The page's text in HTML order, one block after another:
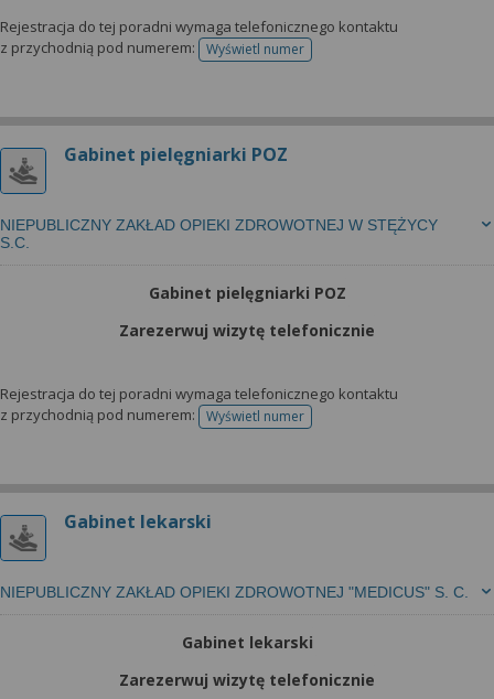
Rejestracja do tej poradni wymaga telefonicznego kontaktu
z przychodnią pod numerem:
Wyświetl numertelefonu do rejestracji
Gabinet pielęgniarki POZ
NIEPUBLICZNY ZAKŁAD OPIEKI ZDROWOTNEJ W STĘŻYCY
S.C.
Gabinet pielęgniarki POZ
Zarezerwuj wizytę telefonicznie
Rejestracja do tej poradni wymaga telefonicznego kontaktu
z przychodnią pod numerem:
Wyświetl numertelefonu do rejestracji
Gabinet lekarski
NIEPUBLICZNY ZAKŁAD OPIEKI ZDROWOTNEJ "MEDICUS" S. C.
Gabinet lekarski
Zarezerwuj wizytę telefonicznie
możesz też wycofać zgodę na przetwarzanie Twoich
danych tylko w niektórych celach. Jeżeli chcesz
za pomocą „Ustawień zaawansowanych”.
Więcej informacji na temat wykorzystywania
narzędzi zewnętrznych w naszym serwisie
znajdziesz w Regulaminie Serwisu.